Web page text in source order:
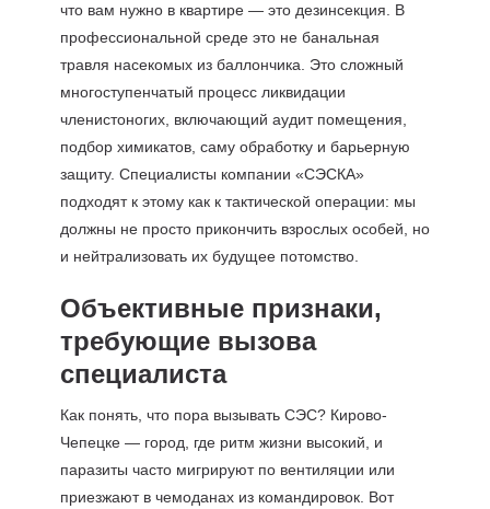
что вам нужно в квартире — это дезинсекция. В
профессиональной среде это не банальная
травля насекомых из баллончика. Это сложный
многоступенчатый процесс ликвидации
членистоногих, включающий аудит помещения,
подбор химикатов, саму обработку и барьерную
защиту. Специалисты компании «СЭСКА»
подходят к этому как к тактической операции: мы
должны не просто прикончить взрослых особей, но
и нейтрализовать их будущее потомство.
Объективные признаки,
требующие вызова
специалиста
Как понять, что пора вызывать СЭС? Кирово-
Чепецке — город, где ритм жизни высокий, и
паразиты часто мигрируют по вентиляции или
приезжают в чемоданах из командировок. Вот